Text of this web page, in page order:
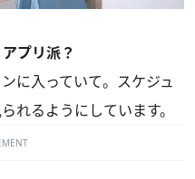
プリ派？
に入っていて。スケジュ
れるようにしています。